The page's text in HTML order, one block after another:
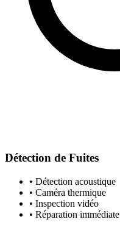
Détection de Fuites
• Détection acoustique
• Caméra thermique
• Inspection vidéo
• Réparation immédiate